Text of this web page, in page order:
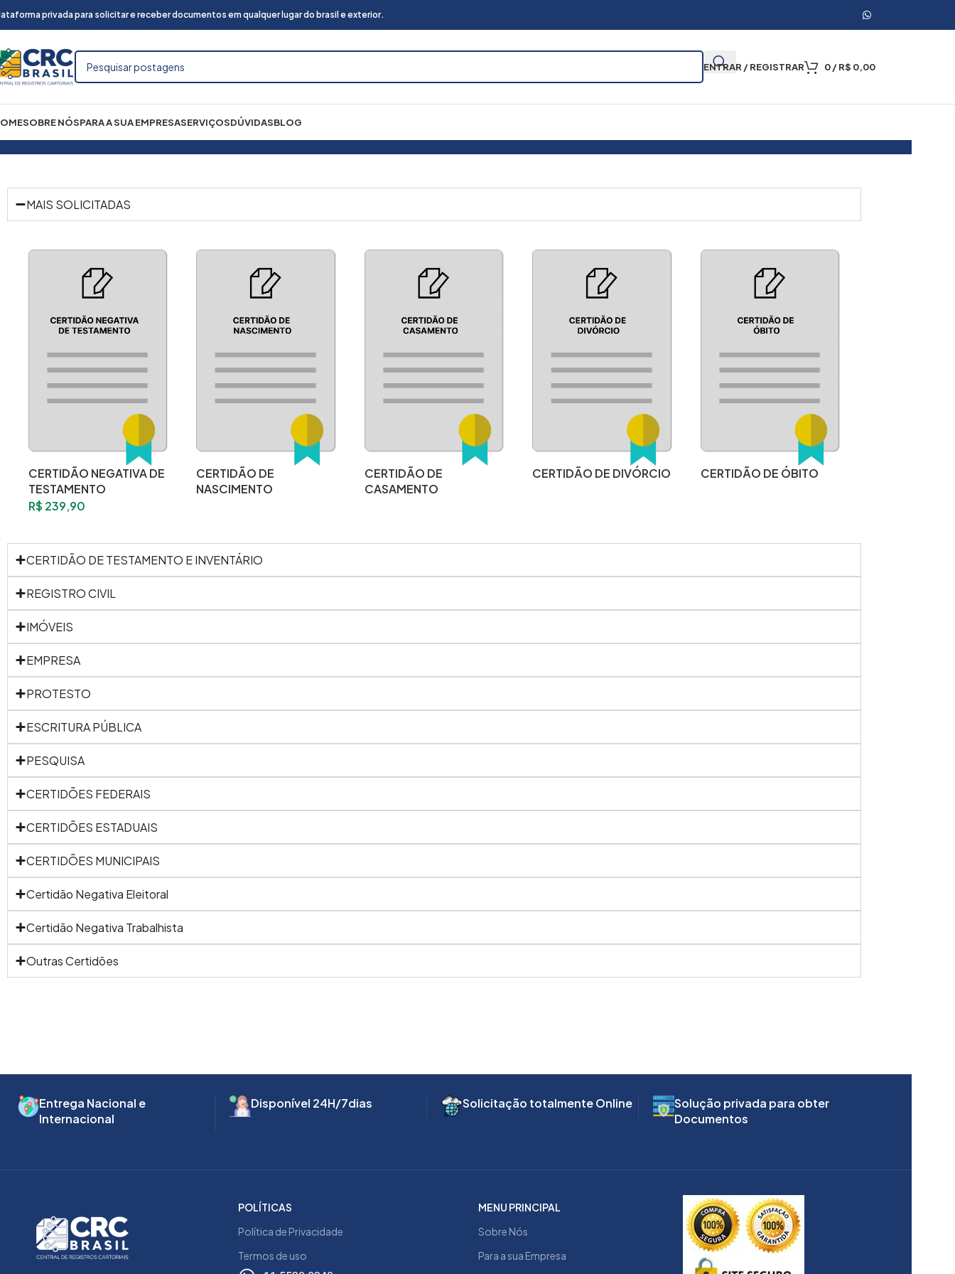
privada para solicitar e receber documentos em qualquer lugar do brasil e exterior.
ENTRAR / REGISTRAR 0/R$ 0,00
SOBRE NÓSPARA A SUA EMPRESASERVIÇOSDÚVIDASBLOG
Civil Certidão Urgente Certidão de Imóveis
MAIS SOLICITADAS
CERTIDÃO NEGATIVA DE
TESTAMENTO
R$ 239,90
CERTIDÃO DE
NASCIMENTO
CERTIDÃO DE
CASAMENTO
CERTIDÃO DE DIVÓRCIO CERTIDÃO DE ÓBITO
CERTIDÃO DE TESTAMENTO E INVENTÁRIO
REGISTRO CIVIL
IMÓVEIS
EMPRESA
PROTESTO
ESCRITURA PÚBLICA
PESQUISA
CERTIDÕES FEDERAIS
CERTIDÕES ESTADUAIS
CERTIDÕES MUNICIPAIS
Certidão Negativa Eleitoral
Certidão Negativa Trabalhista
Outras Certidões
Entrega Nacional e
Internacional
Disponível 24H/7dias Solicitação totalmente Online
Solução privada para obter
Documentos
POLÍTICAS
Política de Privacidade
Termos de uso
MENU PRINCIPAL
Sobre Nós
Para a sua Empresa